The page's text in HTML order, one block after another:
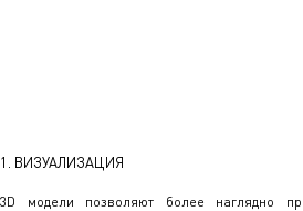
1. ВИЗУАЛИЗАЦИЯ
3D модели позволяют более наглядно